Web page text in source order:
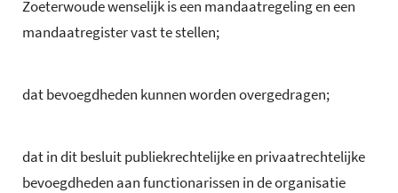
Zoeterwoude wenselijk is een mandaatregeling en een
mandaatregister vast te stellen;
dat bevoegdheden kunnen worden overgedragen;
dat in dit besluit publiekrechtelijke en privaatrechtelijke
bevoegdheden aan functionarissen in de organisatie